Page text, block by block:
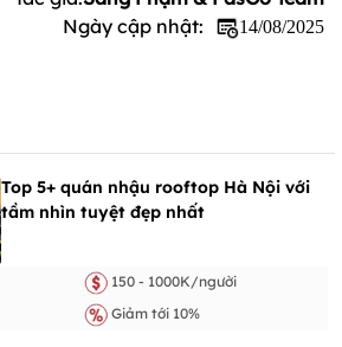
Ngày cập nhật:
14/08/2025
Top 5+ quán nhậu rooftop Hà Nội với
tầm nhìn tuyệt đẹp nhất
150 - 1000K/người
Giảm tới 10%